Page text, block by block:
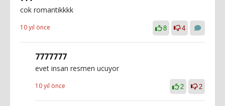
cok romantikkkk
10 yıl önce 8 4
7777777
evet insan resmen ucuyor
10 yıl önce 2 2